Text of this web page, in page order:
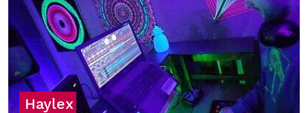
Haylex